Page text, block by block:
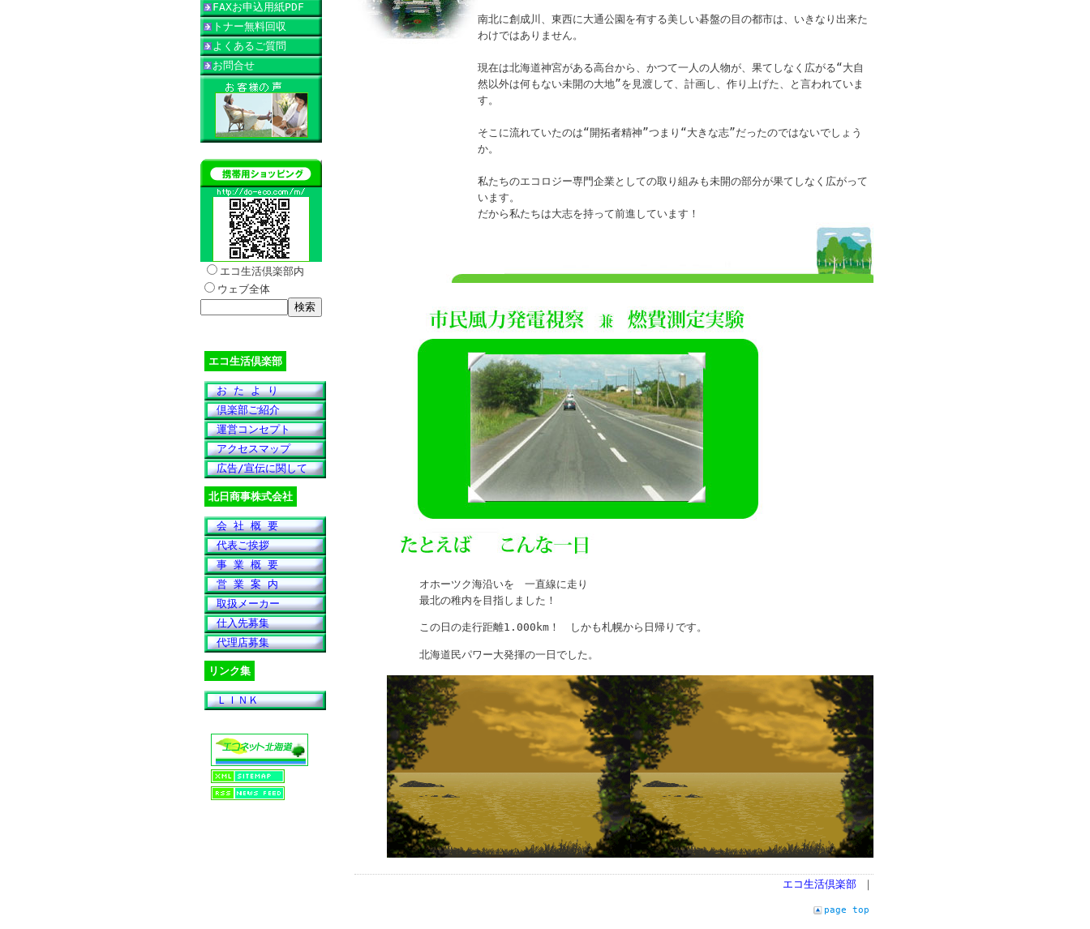
FAXお申込用紙PDF
トナー無料回収
よくあるご質問
お問合せ
エコ生活倶楽部内
ウェブ全体
エコ生活倶楽部
お た よ り
倶楽部ご紹介
運営コンセプト
アクセスマップ
広告/宣伝に関して
北日商事株式会社
会 社 概 要
代表ご挨拶
事 業 概 要
営 業 案 内
取扱メーカー
仕入先募集
代理店募集
リンク集
ＬＩＮＫ
南北に創成川、東西に大通公園を有する美しい碁盤の目の都市は、いきなり出来た
わけではありません。
現在は北海道神宮がある高台から、かつて一人の人物が、果てしなく広がる“大自
然以外は何もない未開の大地”を見渡して、計画し、作り上げた、と言われていま
す。
そこに流れていたのは“開拓者精神”つまり“大きな志”だったのではないでしょう
か。
私たちのエコロジー専門企業としての取り組みも未開の部分が果てしなく広がって
います。
だから私たちは大志を持って前進しています！
オホーツク海沿いを 一直線に走り
最北の稚内を目指しました！
この日の走行距離1.000km！ しかも札幌から日帰りです。
北海道民パワー大発揮の一日でした。
エコ生活倶楽部 ｜
page top